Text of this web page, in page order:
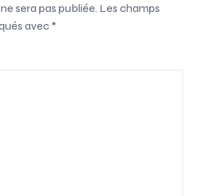
sera pas publiée. Les champs
avec *